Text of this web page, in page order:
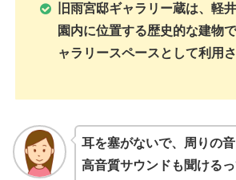
旧雨宮邸ギャラリー蔵は、軽
園内に位置する歴史的な建物
ャラリースペースとして利用
耳を塞がないで、周りの音
高音質サウンドも聞ける